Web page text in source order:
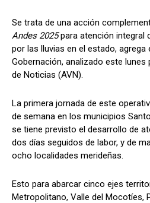
Se trata de una acción
Andes 2025para atención integral
por las lluvias en el estado, agrega
Gobernación, analizado este
de Noticias (AVN).
La primera jornada de este
de semana en los municipios
se tiene previsto el desarrollo de
dos días seguidos de labor, y de
ocho localidades merideñas.
Esto para abarcar cinco ejes
Metropolitano, Valle del Mocotíes,